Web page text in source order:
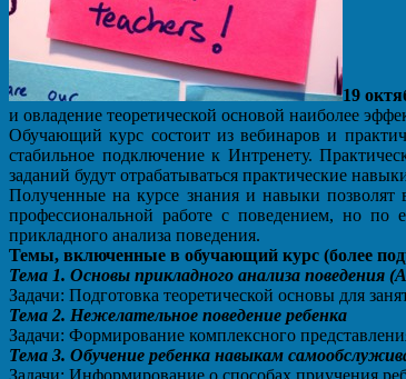
19
и овладение теоретической основой наиболее
Обучающий курс состоит из вебинаров и
стабильное подключение к Интренету.
заданий будут отрабатываться практические
Полученные на курсе знания и навыки позволят
профессиональной работе с поведением, но по
прикладного анализа поведения.
Темы, включенные в обучающий курс (более
Тема 1. Основы прикладного анализа поведения
Задачи: Подготовка теоретической основы для
Тема 2. Нежелательное поведение ребенка
Задачи: Формирование комплексного
Тема 3. Обучение ребенка навыкам
Задачи: Информирование о способах приучения